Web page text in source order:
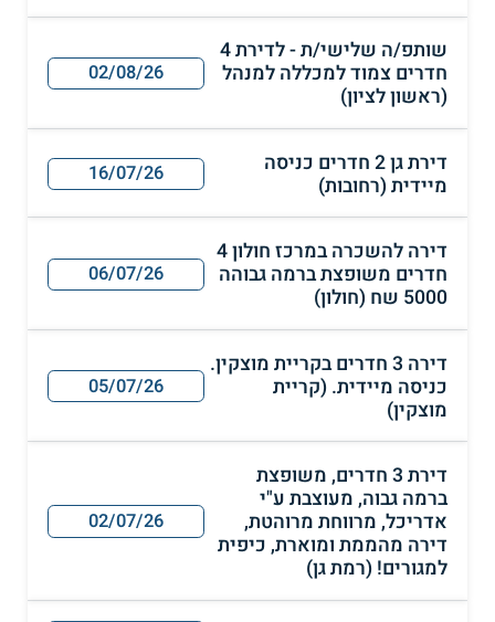
שותפ/ה שלישי/ת - לדירת 4
חדרים צמוד למכללה למנהל
(ראשון לציון)
02/08/26
דירת גן 2 חדרים כניסה
מיידית (רחובות)
16/07/26
דירה להשכרה במרכז חולון 4
חדרים משופצת ברמה גבוהה
5000 שח (חולון)
06/07/26
דירה 3 חדרים בקריית מוצקין.
כניסה מיידית. (קריית
מוצקין)
05/07/26
דירת 3 חדרים, משופצת
ברמה גבוה, מעוצבת ע"י
אדריכל, מרווחת מרוהטת,
דירה מהממת ומוארת, כיפית
למגורים! (רמת גן)
02/07/26